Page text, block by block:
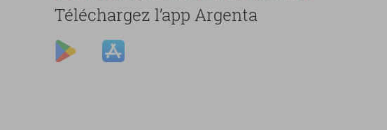
Téléchargez l’app Argenta